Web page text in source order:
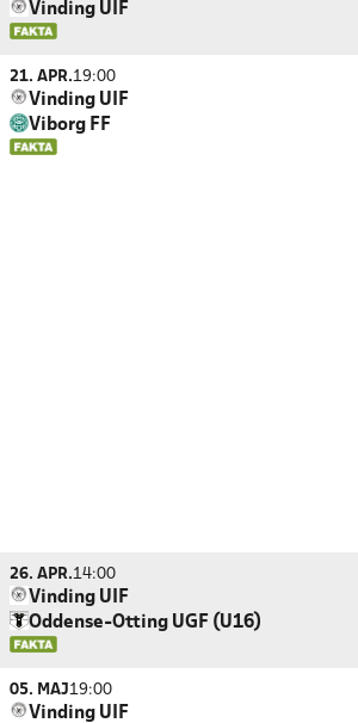
Vinding UIF
21. APR.19:00
Vinding UIF
Viborg FF
26. APR.14:00
Vinding UIF
Oddense-Otting UGF (U16)
05. MAJ19:00
Vinding UIF